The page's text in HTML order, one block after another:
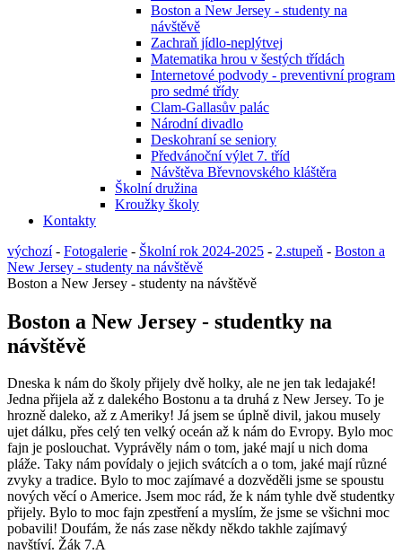
Boston a New Jersey - studenty na
návštěvě
Zachraň jídlo-neplýtvej
Matematika hrou v šestých třídách
Internetové podvody - preventivní program
pro sedmé třídy
Clam-Gallasův palác
Národní divadlo
Deskohraní se seniory
Předvánoční výlet 7. tříd
Návštěva Břevnovského kláštěra
Školní družina
Kroužky školy
Kontakty
výchozí- Fotogalerie - Školní rok 2024-2025 - 2.stupeň - Boston a
New Jersey - studenty na návštěvě
Boston a New Jersey - studenty na návštěvě
Boston a New Jersey - studentky na
návštěvě
Dneska k nám do školy přijely dvě holky, ale ne jen tak ledajaké!
Jedna přijela až z dalekého Bostonu a ta druhá z New Jersey. To je
hrozně daleko, až z Ameriky! Já jsem se úplně divil, jakou musely
ujet dálku, přes celý ten velký oceán až k nám do Evropy. Bylo moc
fajn je poslouchat. Vyprávěly nám o tom, jaké mají u nich doma
pláže. Taky nám povídaly o jejich svátcích a o tom, jaké mají různé
zvyky a tradice. Bylo to moc zajímavé a dozvěděli jsme se spoustu
nových věcí o Americe. Jsem moc rád, že k nám tyhle dvě studentky
přijely. Bylo to moc fajn zpestření a myslím, že jsme se všichni moc
pobavili! Doufám, že nás zase někdy někdo takhle zajímavý
navštíví. Žák 7.A